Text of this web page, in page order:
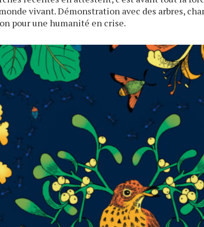
vivant. Démonstration avec des arbres,
pour une humanité en crise.